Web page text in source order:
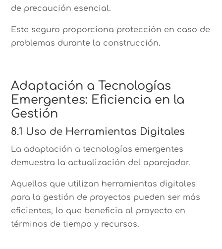
de precaución esencial.
Este seguro proporciona protección en caso de
problemas durante la construcción.
Adaptación a Tecnologías
Emergentes: Eficiencia en la
Gestión
8.1 Uso de Herramientas Digitales
La adaptación a tecnologías emergentes
demuestra la actualización del aparejador.
Aquellos que utilizan herramientas digitales
para la gestión de proyectos pueden ser más
eficientes, lo que beneficia al proyecto en
términos de tiempo y recursos.